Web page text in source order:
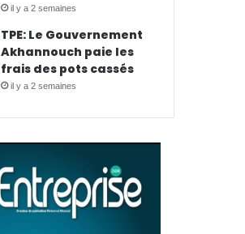
il y a 2 semaines
TPE: Le Gouvernement
Akhannouch paie les
frais des pots cassés
il y a 2 semaines